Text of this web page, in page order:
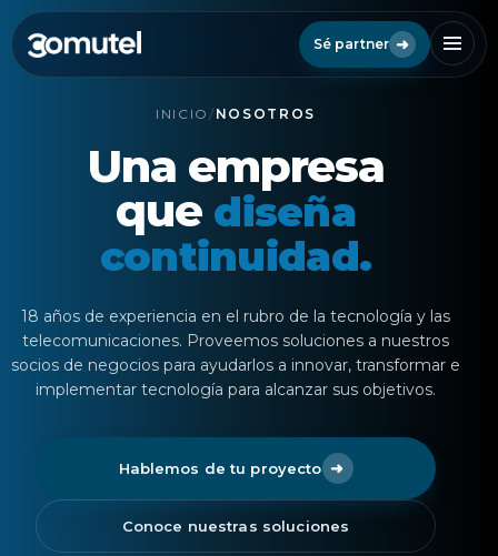
Sé partner ➜
INICIO / NOSOTROS
Una empresa
que diseña
continuidad.
18 años de experiencia en el rubro de la tecnología y las
telecomunicaciones. Proveemos soluciones a nuestros
socios de negocios para ayudarlos a innovar, transformar e
implementar tecnología para alcanzar sus objetivos.
Hablemos de tu proyecto ➜
Conoce nuestras soluciones